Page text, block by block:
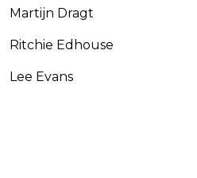
Martijn Dragt
Ritchie Edhouse
Lee Evans